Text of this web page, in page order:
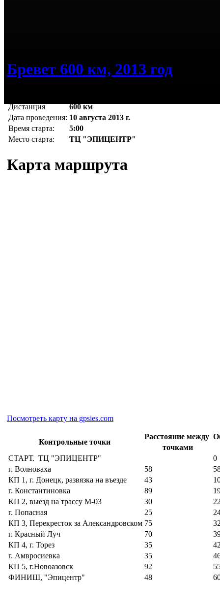
Бревет 600 км, 2013 год
Дистанция
600 км
Дата проведения: 10 августа 2013 г.
Время старта:
5:00
Место старта:
ТЦ "ЭПИЦЕНТР"
Карта маршрута
Посмотреть карту на gpsies.com
Контрольные точки
Расстояние между
точками
СТАРТ. ТЦ "ЭПИЦЕНТР"
0
г. Волноваха
58
КП 1, г. Донецк, развязка на въезде
43
г. Константиновка
89
КП 2, выезд на трассу М-03
30
г. Попасная
25
КП 3, Перекресток за Александровском 75
г. Красный Луч
70
КП 4, г. Торез
35
г. Амвросиевка
35
КП 5, г.Новоазовск
92
ФИНИШ, "Эпицентр"
48